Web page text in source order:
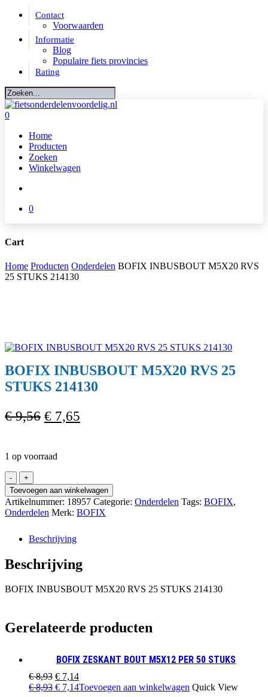
Skip
Contact
Voorwaarden
Informatie
Blog
Populaire fiets provincies
Rating
Close
Search
account
0
Home
Producten
Zoeken
Winkelwagen
0
Cart
Close
Cart
Home Producten Onderdelen BOFIX INBUSBOUT M5X20 RVS
25 STUKS 214130
BOFIX INBUSBOUT M5X20 RVS 25
STUKS 214130
€9,56 Oorspronkelijke
€ 9,56.
€ 7,65
1 op voorraad
BOFIX
INBUSBOUT
M5X20
RVS
25
214130
Toevoegen aan winkelwagen
Artikelnummer: 18957 Categorie: Onderdelen Tags: BOFIX,
Onderdelen Merk: BOFIX
Beschrijving
Beschrijving
BOFIX INBUSBOUT M5X20 RVS 25 STUKS 214130
Gerelateerde producten
BOFIX ZESKANT BOUT M5X12 PER 50 STUKS
€8,93 Oorspronkelijke
prijs
€ 7,14Huidige
prijs
€8,93 Oorspronkelijke
€ 7,14Huidige
Toevoegen aan winkelwagen Quick View